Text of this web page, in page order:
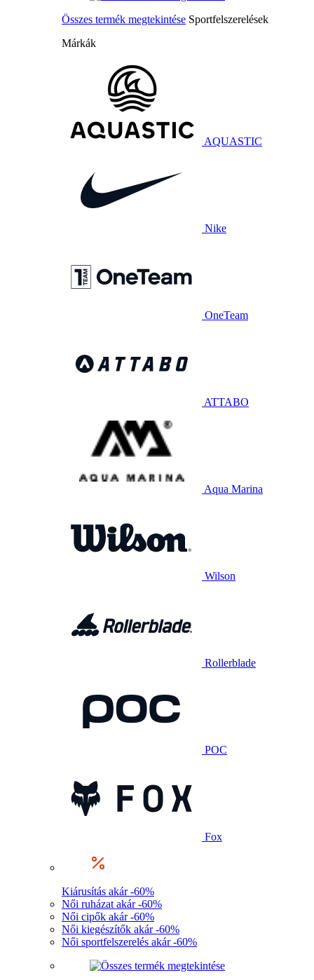
Összes termék megtekintése Sportfelszerelések
Márkák
AQUASTIC
Nike
OneTeam
ATTABO
Aqua Marina
Wilson
Rollerblade
POC
Fox
Kiárusítás akár -60%
Női ruházat akár -60%
Női cipők akár -60%
Női kiegészítők akár -60%
Női sportfelszerelés akár -60%